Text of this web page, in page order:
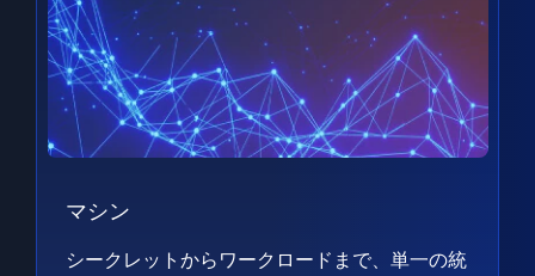
マシン
シークレットからワークロードまで、単一の統